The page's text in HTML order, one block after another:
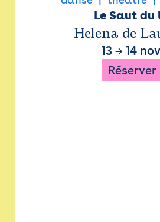
Le Saut
Helena de
13 → 14
Réserver